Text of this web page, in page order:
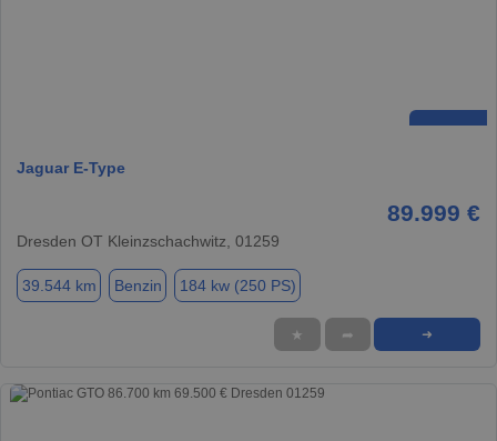
Jaguar E-Type
89.999 €
Dresden OT Kleinzschachwitz, 01259
39.544 km Benzin 184 kw (250 PS)
★ ➦ ➜